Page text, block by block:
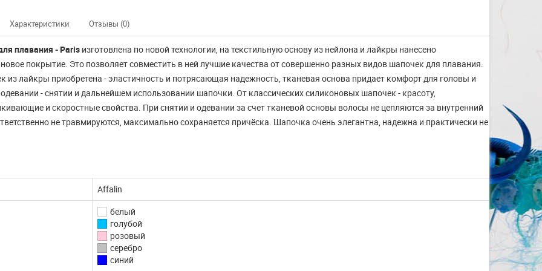
не доступны
Наш интернет магазин
Характеристики Отзывы (0)
плавания - Parisизготовлена по новой технологии, на текстильную основу из нейлона и лайкры нанесено
покрытие. Это позволяет совместить в ней лучшие качества от совершенно разных видов шапочек для плавания.
из лайкры приобретена - эластичность и потрясающая надежность, тканевая основа придает комфорт для головы и
- снятии и дальнейшем использовании шапочки. От классических силиконовых шапочек - красоту,
и скоростные свойства. При снятии и одевании за счет тканевой основы волосы не цепляются за внутренний
не травмируются, максимально сохраняется причёска. Шапочка очень элегантна, надежна и практически не
Affalin
белый
голубой
розовый
серебро
синий